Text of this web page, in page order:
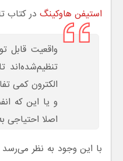
استیفن هاوکینگ در کتاب
واقعیت قابل
تنظیم‌شده‌اند
الکترون کمی
و یا این که
اصلا احتیاجی
با این وجود به نظر